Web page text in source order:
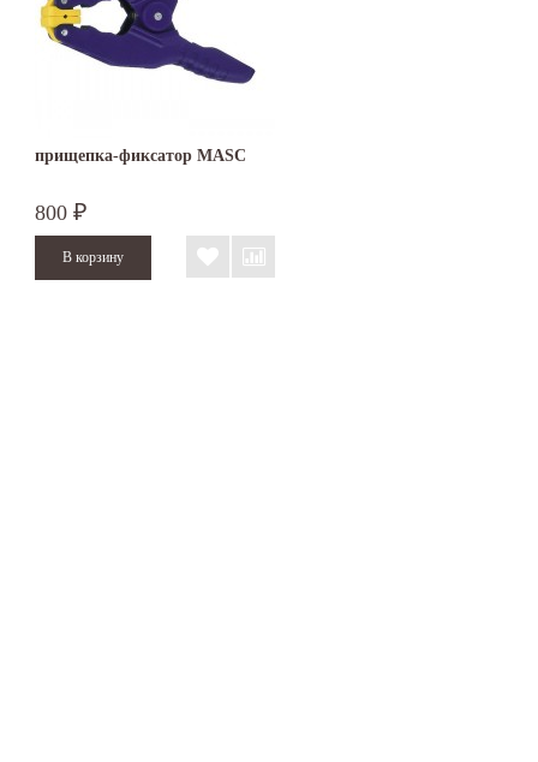
прищепка-фиксатор MASC
800 ₽